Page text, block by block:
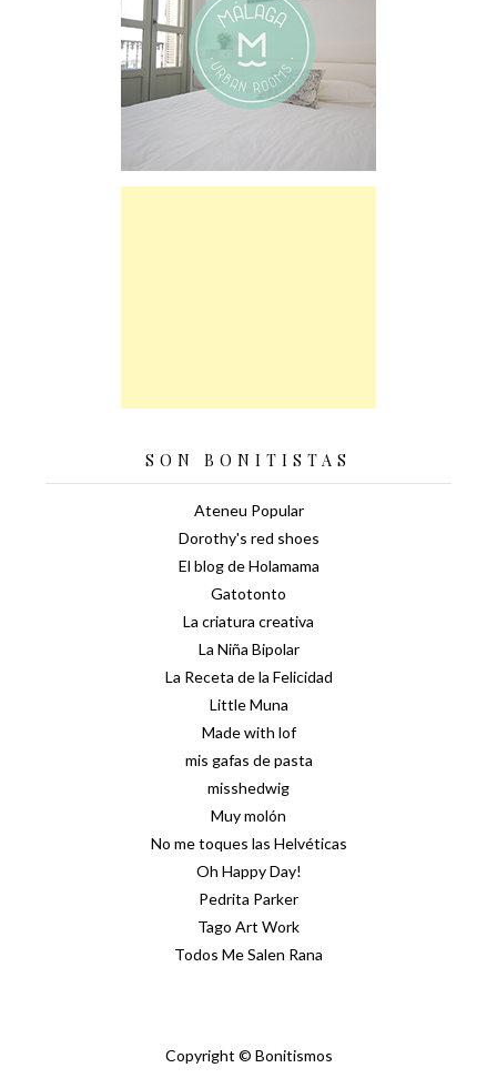
SON BONITISTAS
Ateneu Popular
Dorothy's red shoes
El blog de Holamama
Gatotonto
La criatura creativa
La Niña Bipolar
La Receta de la Felicidad
Little Muna
Made with lof
mis gafas de pasta
misshedwig
Muy molón
No me toques las Helvéticas
Oh Happy Day!
Pedrita Parker
Tago Art Work
Todos Me Salen Rana
Copyright © Bonitismos